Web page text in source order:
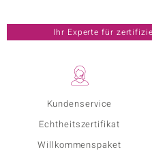
Kundenservice
Echtheitszertifikat
Willkommenspaket
Ihr Experte für